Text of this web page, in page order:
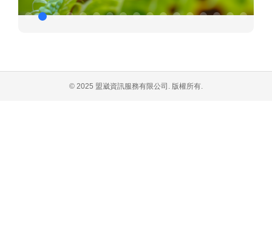
© 2025 盟崴資訊服務有限公司. 版權所有.